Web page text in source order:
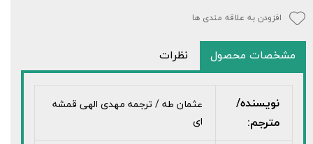
افزودن به علاقه مندی ها
مشخصات محصول نظرات
نویسنده/
مترجم:
عثمان طه / ترجمه مهدی الهی قمشه
ای